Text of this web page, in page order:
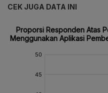
CEK JUGA DATA INI